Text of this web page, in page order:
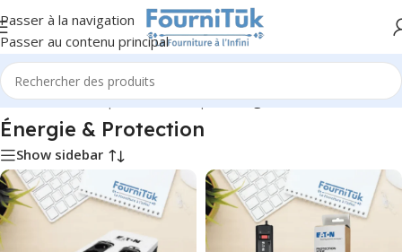
Passer à la navigation
Passer au contenu principal
Accueil/Informatique & Bureautique/Énergie & Protection
Énergie & Protection
Show sidebar